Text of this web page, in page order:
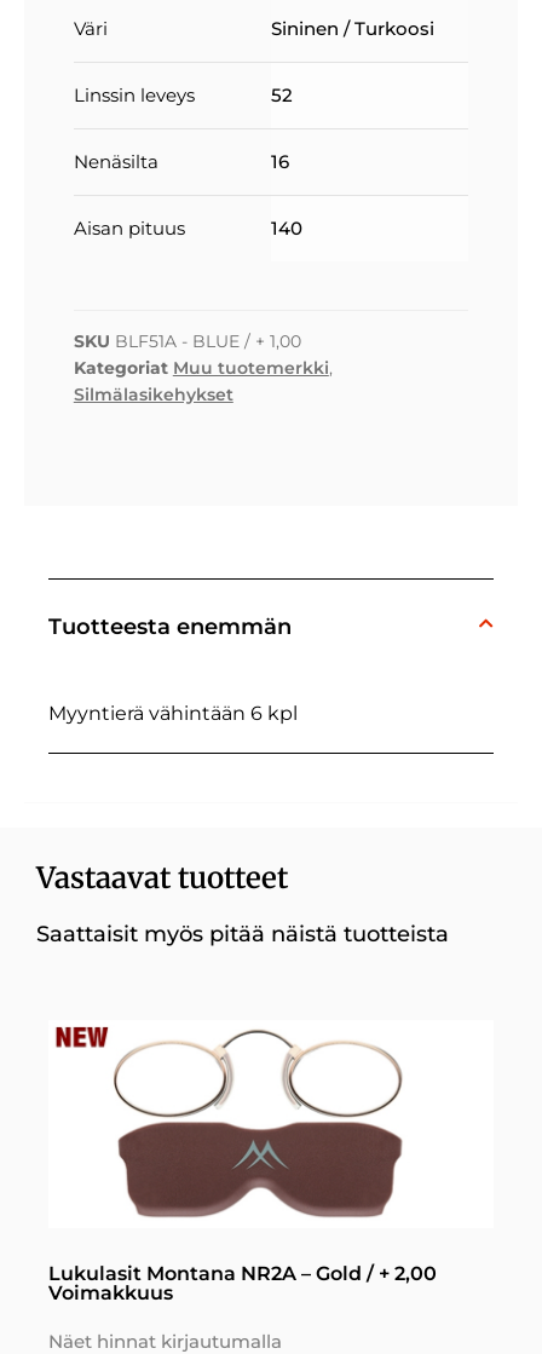
Väri Sininen / Turkoosi
Linssin leveys 52
Nenäsilta 16
Aisan pituus 140
SKU BLF51A - BLUE / + 1,00
Kategoriat Muu tuotemerkki,
Silmälasikehykset
Tuotteesta enemmän
Myyntierä vähintään 6 kpl
Vastaavat tuotteet
Saattaisit myös pitää näistä tuotteista
Lukulasit Montana NR2A – Gold / + 2,00
Voimakkuus
Näet hinnat kirjautumalla